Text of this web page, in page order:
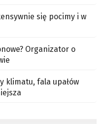
się pocimy i w
Organizator o
klimatu, fala upałów